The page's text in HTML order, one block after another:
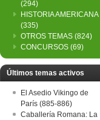
(294)
HISTORIA AMERICANA
(335)
OTROS TEMAS (824)
CONCURSOS (69)
Últimos temas activos
El Asedio Vikingo de
París (885-886)
Caballería Romana: La